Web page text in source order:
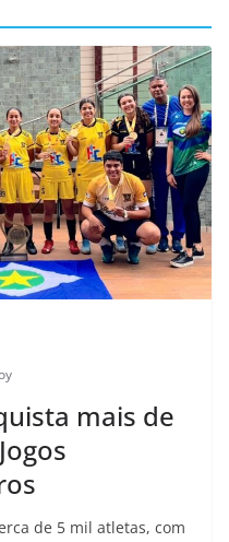
mais de
de 5 mil atletas, com